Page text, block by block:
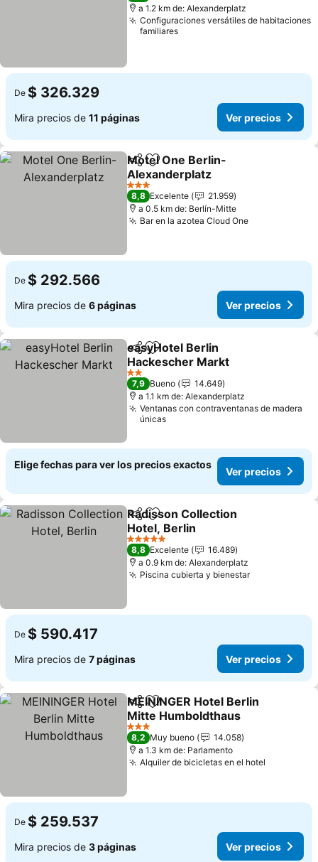
a 1.2 km de: Alexanderplatz
Configuraciones versátiles de habitaciones
familiares
De $ 326.329
Mira precios de 11 páginas Ver precios
CompartirAgregar a favoritos
Motel One Berlin-
Alexanderplatz
Ver precios
3 Estrellas
8,8 Excelente
21.959
a 0.5 km de: Berlín-Mitte
Bar en la azotea Cloud OneVer precios
De $ 292.566
Mira precios de 6 páginas Ver precios
CompartirAgregar a favoritos
easyHotel Berlin
Hackescher Markt
Ver precios
2 Estrellas
7,9 Bueno
14.649
a 1.1 km de: Alexanderplatz
Ventanas con contraventanas de madera
únicas
Elige fechas para ver los precios exactos
Ver precios
CompartirAgregar a favoritos
Radisson Collection
Hotel, Berlin
Ver precios
5 Estrellas
8,8 Excelente
16.489
a 0.9 km de: Alexanderplatz
Piscina cubierta y bienestarVer precios
De $ 590.417
Mira precios de 7 páginas Ver precios
CompartirAgregar a favoritos
MEININGER Hotel Berlin
Mitte Humboldthaus
Ver precios
3 Estrellas
8,2 Muy bueno
14.058
a 1.3 km de: Parlamento
Alquiler de bicicletas en el hotel
De $ 259.537
Mira precios de 3 páginas Ver precios